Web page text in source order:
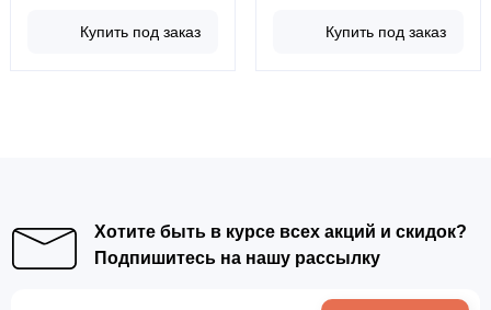
Купить под заказ Купить под заказ
Хотите быть в курсе всех акций и скидок?
Подпишитесь на нашу рассылку